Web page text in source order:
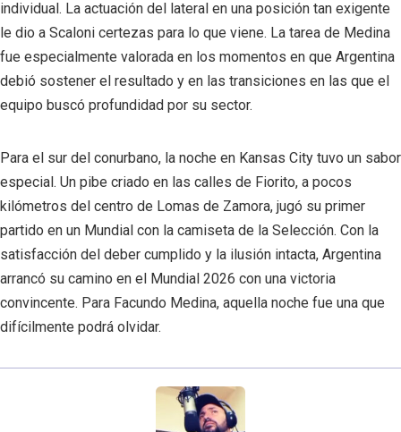
individual. La actuación del lateral en una posición tan exigente
le dio a Scaloni certezas para lo que viene. La tarea de Medina
fue especialmente valorada en los momentos en que Argentina
debió sostener el resultado y en las transiciones en las que el
equipo buscó profundidad por su sector.
Para el sur del conurbano, la noche en Kansas City tuvo un sabor
especial. Un pibe criado en las calles de Fiorito, a pocos
kilómetros del centro de Lomas de Zamora, jugó su primer
partido en un Mundial con la camiseta de la Selección. Con la
satisfacción del deber cumplido y la ilusión intacta, Argentina
arrancó su camino en el Mundial 2026 con una victoria
convincente. Para Facundo Medina, aquella noche fue una que
difícilmente podrá olvidar.